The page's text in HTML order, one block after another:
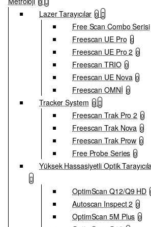
Lazer Tarayıcılar 0
Free Scan Combo Serisi
Freescan UE Pro 0
Freescan UE Pro 2 0
Freescan TRIO 0
Freescan UE Nova 0
Freescan OMNİ 0
Tracker System 0
Freescan Trak Pro 2 0
Freescan Trak Nova 0
Freescan Trak Prow 0
Free Probe Series 0
Yüksek Hassasiyetli Optik
OptimScan Q12/Q9 HD
Autoscan Inspect 2 0
OptimScan 5M Plus 0